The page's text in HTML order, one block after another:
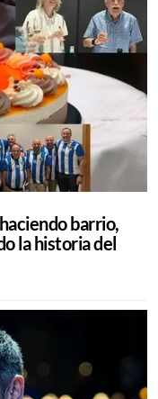
barrio,
la historia del